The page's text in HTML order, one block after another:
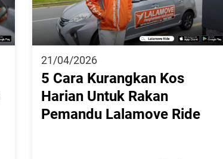
21/04/2026
5 Cara Kurangkan Kos
Harian Untuk Rakan
Pemandu Lalamove Ride